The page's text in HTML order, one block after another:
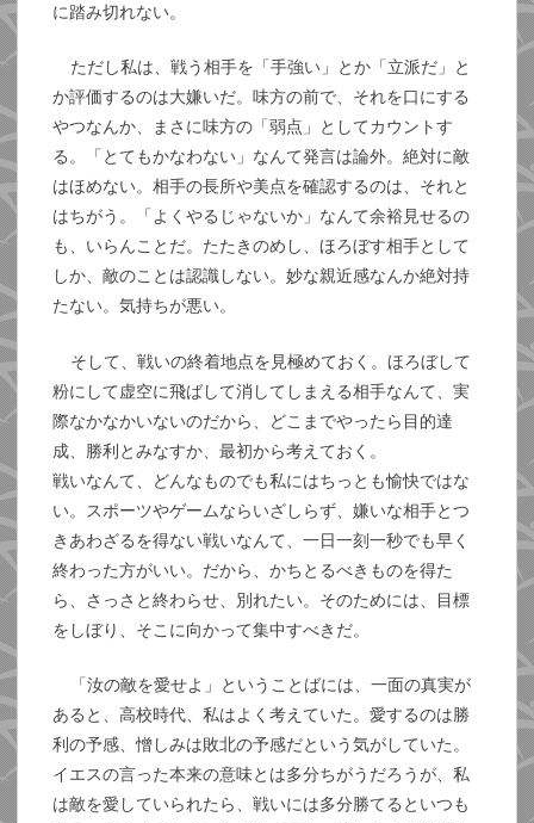
に踏み切れない。
ただし私は、戦う相手を「手強い」とか「立派だ」と
か評価するのは大嫌いだ。味方の前で、それを口にする
やつなんか、まさに味方の「弱点」としてカウントす
る。「とてもかなわない」なんて発言は論外。絶対に敵
はほめない。相手の長所や美点を確認するのは、それと
はちがう。「よくやるじゃないか」なんて余裕見せるの
も、いらんことだ。たたきのめし、ほろぼす相手として
しか、敵のことは認識しない。妙な親近感なんか絶対持
たない。気持ちが悪い。
そして、戦いの終着地点を見極めておく。ほろぼして
粉にして虚空に飛ばして消してしまえる相手なんて、実
際なかなかいないのだから、どこまでやったら目的達
成、勝利とみなすか、最初から考えておく。
戦いなんて、どんなものでも私にはちっとも愉快ではな
い。スポーツやゲームならいざしらず、嫌いな相手とつ
きあわざるを得ない戦いなんて、一日一刻一秒でも早く
終わった方がいい。だから、かちとるべきものを得た
ら、さっさと終わらせ、別れたい。そのためには、目標
をしぼり、そこに向かって集中すべきだ。
「汝の敵を愛せよ」ということばには、一面の真実が
あると、高校時代、私はよく考えていた。愛するのは勝
利の予感、憎しみは敗北の予感だという気がしていた。
イエスの言った本来の意味とは多分ちがうだろうが、私
は敵を愛していられたら、戦いには多分勝てるといつも